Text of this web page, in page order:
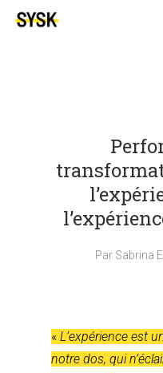
Par Sabrina
« L’expérience est
notre dos, qui